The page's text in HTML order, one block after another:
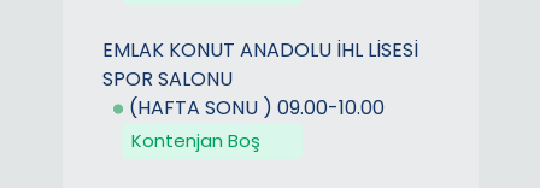
EMLAK KONUT ANADOLU İHL LİSESİ
SPOR SALONU
(HAFTA SONU ) 09.00-10.00
Kontenjan Boş